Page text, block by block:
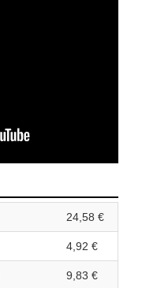
24,58 €
4,92 €
9,83 €